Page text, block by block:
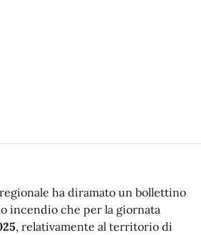
ha diramato un bollettino
incendio che per la giornata
, relativamente al territorio di